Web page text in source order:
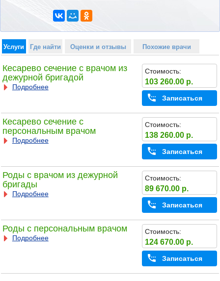
Услуги Где найти Оценки и отзывы Похожие врачи
Кесарево сечение с врачом из
дежурной бригадой
Подробнее
Стоимость:
103 260.00 р.
Записаться
Кесарево сечение с
персональным врачом
Подробнее
Стоимость:
138 260.00 р.
Записаться
Роды с врачом из дежурной
бригады
Подробнее
Стоимость:
89 670.00 р.
Записаться
Роды с персональным врачом
Подробнее
Стоимость:
124 670.00 р.
Записаться